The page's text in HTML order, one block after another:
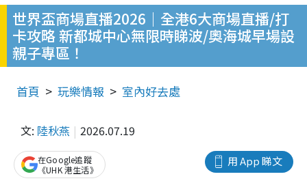
世界盃商場直播2026｜全港6大商場直播/打
卡攻略 新都城中心無限時睇波/奧海城早場設
親子專區！
首頁 玩樂情報 室內好去處
文: 陸秋燕 2026.07.19
用 App 睇文
在Google追蹤
《UHK 港生活》